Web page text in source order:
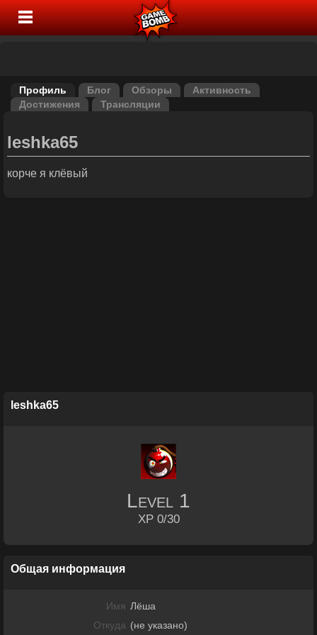
Профиль Блог Обзоры
Активность
Достижения
Трансляции
leshka65
корче я клёвый
leshka65
Level 1
XP 0/30
Общая информация
Имя Лёша
Откуда (не указано)